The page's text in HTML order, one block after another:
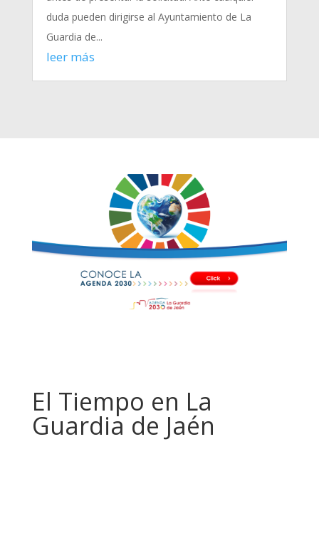
duda pueden dirigirse al Ayuntamiento de La
Guardia de...
leer más
El Tiempo en La
Guardia de Jaén